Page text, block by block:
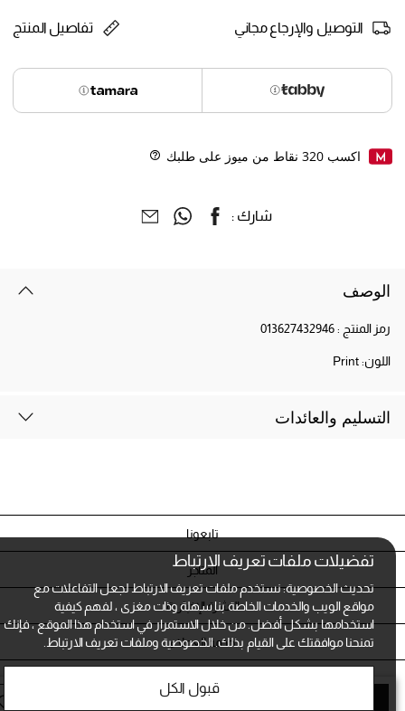
تفضيلات ملفات تعريف الارتباط
تحديث الخصوصية: نستخدم ملفات تعريف الارتباط لجعل التفاعلات مع
مواقع الويب والخدمات الخاصة بنا سهلة وذات مغزى ، لفهم كيفية
استخدامها بشكل أفضل. من خلال الاستمرار في استخدام هذا الموقع ، فإنك
تمنحنا موافقتك على القيام بذلك.الخصوصية وملفات تعريف الارتباط.
قبول الكل
أضف الى الحقيبة
التوصيل والإرجاع مجاني تفاصيل المنتج
اكسب320نقاط من ميوز على طلبك
شارك :
الوصف
رمز المنتج : 013627432946
اللون:Print
التسليم والعائدات
تابعونا
المتاجر
النشرة الإخبارية
خدمة العملاء
الشروط و الخصوصية